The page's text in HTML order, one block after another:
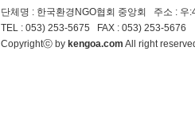
단체명 : 한국환경NGO협회 중앙회 주소 : 우
TEL : 053) 253-5675 FAX : 053) 253-5676
Copyrightⓒ by kengoa.com All right